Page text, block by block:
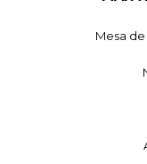
Mesa